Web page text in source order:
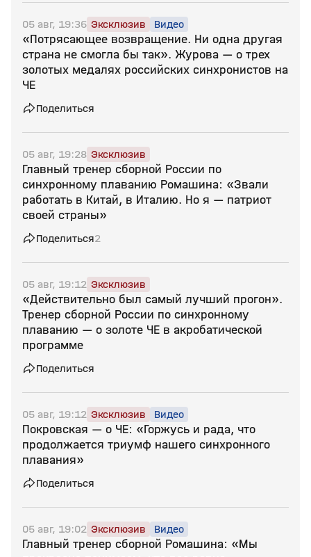
05 авг, 19:36 Эксклюзив Видео
«Потрясающее возвращение. Ни одна другая
страна не смогла бы так». Журова — о трех
золотых медалях российских синхронистов на
ЧЕ
Поделиться
05 авг, 19:28 Эксклюзив
Главный тренер сборной России по
синхронному плаванию Ромашина: «Звали
работать в Китай, в Италию. Но я — патриот
своей страны»
Поделиться2
05 авг, 19:12 Эксклюзив
«Действительно был самый лучший прогон».
Тренер сборной России по синхронному
плаванию — о золоте ЧЕ в акробатической
программе
Поделиться
05 авг, 19:12 Эксклюзив Видео
Покровская — о ЧЕ: «Горжусь и рада, что
продолжается триумф нашего синхронного
плавания»
Поделиться
05 авг, 19:02 Эксклюзив Видео
Главный тренер сборной Ромашина: «Мы